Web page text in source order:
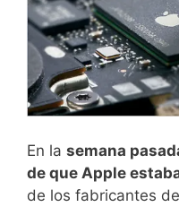
En la semana
de que Apple
de los fabricantes